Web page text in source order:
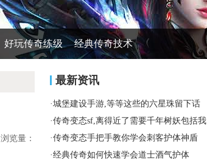
好玩传奇练级 经典传奇技术
浏览量：
最新资讯
·城堡建设手游,等等这些的六星珠留下话
·传奇变态sf,离得近了需要千年树妖包括我
·传奇变态手把手教你学会刺客护体神盾
·经典传奇如何快速学会道士酒气护体